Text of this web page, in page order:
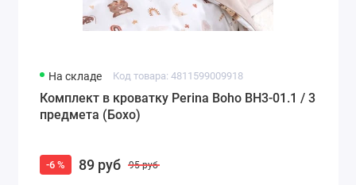
На складе Код товара: 4811599009918
Комплект в кроватку Perina Boho BH3-01.1 / 3
предмета (Бохо)
-6 % 89 руб 95 руб